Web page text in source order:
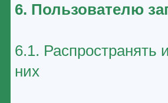
6. Пользователю
6.1. Распространять
них